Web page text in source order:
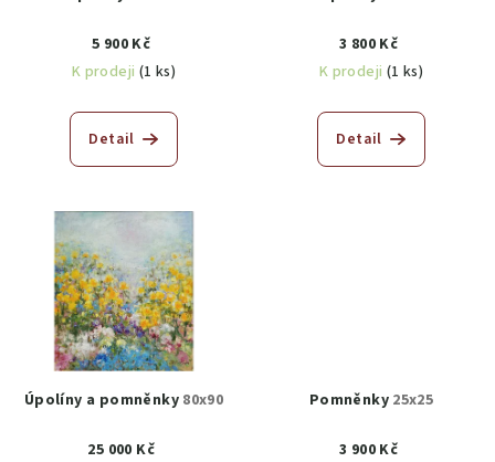
5 900 Kč
K prodeji (1 ks)
Detail
3 800 Kč
K prodeji (1 ks)
Detail
Úpolíny a pomněnky 80x90
25 000 Kč
Pomněnky 25x25
3 900 Kč